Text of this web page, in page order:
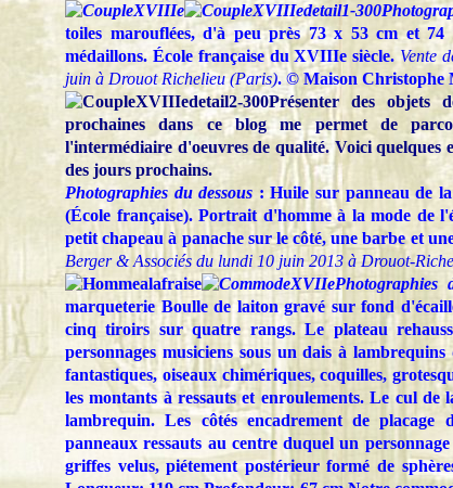
toiles marouflées, d'à peu près 73 x 53 cm et
médaillons. École française du XVIIIe siècle. Vente
juin à Drouot Richelieu (Paris). © Maison Christophe
Présenter des objets
prochaines dans ce blog me permet de
l'intermédiaire d'oeuvres de qualité. Voici quelques
des jours prochains.
Photographies du dessous : Huile sur panneau de
(École française). Portrait d'homme à la mode de
petit chapeau à panache sur le côté, une barbe et
Berger & Associés du lundi 10 juin 2013 à Drouot-
Photographies
marqueterie Boulle de laiton gravé sur fond
cinq tiroirs sur quatre rangs. Le plateau
personnages musiciens sous un dais à
fantastiques, oiseaux chimériques, coquilles,
les montants à ressauts et enroulements. Le cul de
lambrequin. Les côtés encadrement de placage
panneaux ressauts au centre duquel un
griffes velus, piétement postérieur formé de